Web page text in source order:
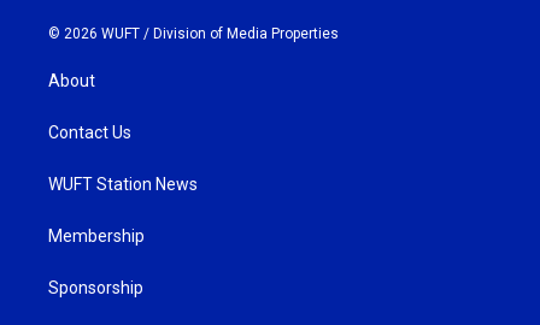
© 2026 WUFT / Division of Media Properties
About
Contact Us
WUFT Station News
Membership
Sponsorship